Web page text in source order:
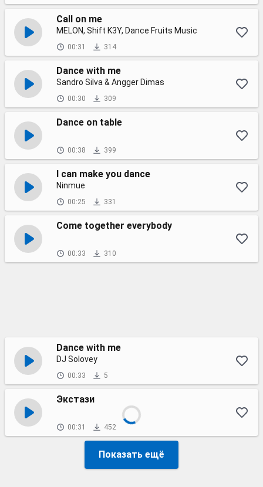
Call on me
MELON, Shift K3Y, Dance Fruits Music
00:31 314
Dance with me
Sandro Silva & Angger Dimas
00:30 309
Dance on table
00:38 399
I can make you dance
Ninmue
00:25 331
Come together everybody
00:33 310
Dance with me
DJ Solovey
00:33 5
Экстази
00:31 452
Показать ещё